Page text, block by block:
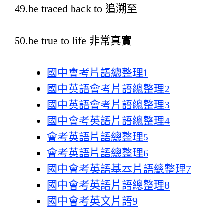
49.be traced back to 追溯至
50.be true to life 非常真實
國中會考片語總整理1
國中英語會考片語總整理2
國中英語會考片語總整理3
國中會考英語片語總整理4
會考英語片語總整理5
會考英語片語總整理6
國中會考英語基本片語總整理7
國中會考英語片語總整理8
國中會考英文片語9